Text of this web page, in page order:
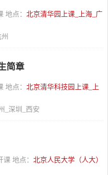
地点： 北京清华园上课_上海_广
简章
地点： 北京清华科技园上课_上
_深圳_西安
课 地点： 北京人民大学（人大）